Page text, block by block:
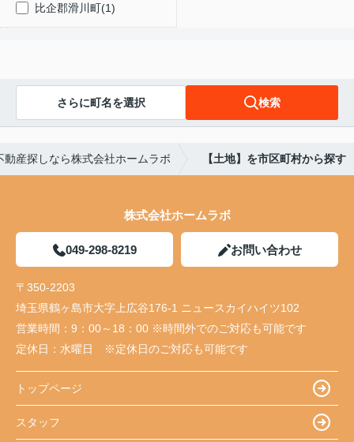
比企郡滑川町(1)
さらに町名を選択 検索
動産探しなら株式会社ホームラボ 【土地】を市区町村から探す
株式会社ホームラボ
049-298-8219 お問い合わせ
〒350-2203
埼玉県鶴ヶ島市大字上広谷176-1 ニュースカイハイツ102
営業時間： 9：00～18：00 ※時間外でのご対応も可能です
定休日： 水曜日 ※定休日のご対応も可能です
トップページ
スタッフ